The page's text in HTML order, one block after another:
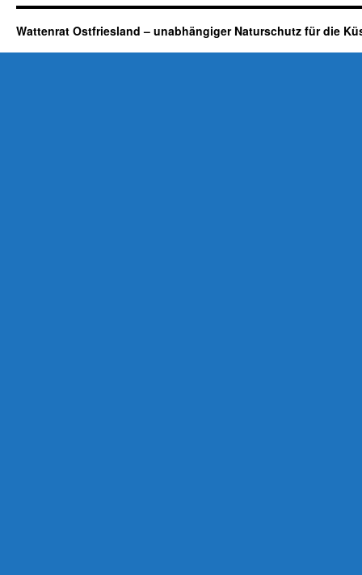
Wattenrat Ostfriesland – unabhängiger Naturschutz für die